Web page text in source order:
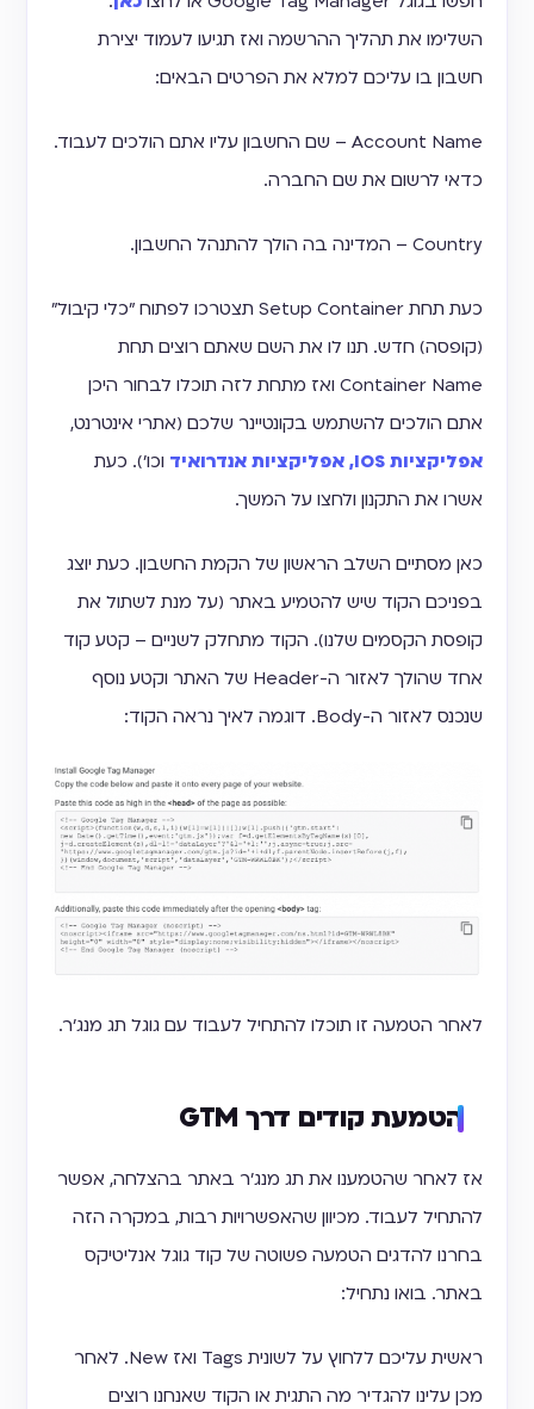
השלימו את תהליך ההרשמה ואז תגיעו לעמוד יצירת
חשבון בו עליכם למלא את הפרטים הבאים:
Account Name – שם החשבון עליו אתם הולכים לעבוד.
כדאי לרשום את שם החברה.
Country – המדינה בה הולך להתנהל החשבון.
כעת תחת Setup Container תצטרכו לפתוח "כלי קיבול"
(קופסה) חדש. תנו לו את השם שאתם רוצים תחת
Container Name ואז מתחת לזה תוכלו לבחור היכן
אתם הולכים להשתמש בקונטיינר שלכם (אתרי אינטרנט,
אפליקציות IOS, אפליקציות אנדרואיד
וכו'). כעת
אשרו את התקנון ולחצו על המשך.
כאן מסתיים השלב הראשון של הקמת החשבון. כעת יוצג
בפניכם הקוד שיש להטמיע באתר (על מנת לשתול את
קופסת הקסמים שלנו). הקוד מתחלק לשניים – קטע קוד
אחד שהולך לאזור ה-Header של האתר וקטע נוסף
שנכנס לאזור ה-Body. דוגמה לאיך נראה הקוד:
לאחר הטמעה זו תוכלו להתחיל לעבוד עם גוגל תג מנג'ר.
הטמעת קודים דרך GTM
אז לאחר שהטמענו את תג מנג'ר באתר בהצלחה, אפשר
להתחיל לעבוד. מכיוון שהאפשרויות רבות, במקרה הזה
בחרנו להדגים הטמעה פשוטה של קוד גוגל אנליטיקס
באתר. בואו נתחיל:
ראשית עליכם ללחוץ על לשונית Tags ואז New. לאחר
מכן עלינו להגדיר מה התגית או הקוד שאנחנו רוצים